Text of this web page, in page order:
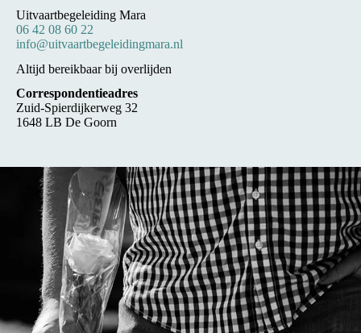
Uitvaartbegeleiding Mara
06 42 08 60 22
info@uitvaartbegeleidingmara.nl
Altijd bereikbaar bij overlijden
Correspondentieadres
Zuid-Spierdijkerweg 32
1648 LB De Goorn